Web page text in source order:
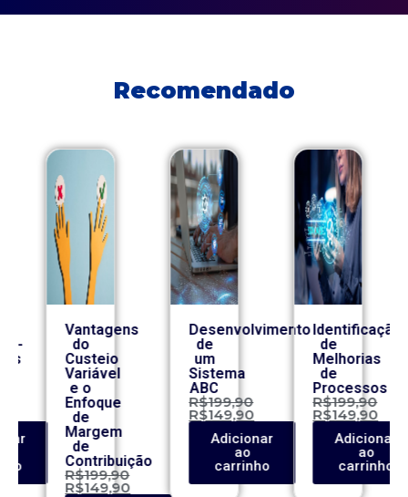
Recomendado
Vantagens
do
Custeio
Variável
e o
Enfoque
de
Margem
de
Contribuição
R$199,90
R$149,90
Desenvolvimento
de
um
Sistema
ABC
R$199,90
R$149,90
Adicionar
ao
carrinho
Identificação
de
Melhorias
de
Processos
R$199,90
R$149,90
Adicionar
ao
carrinho